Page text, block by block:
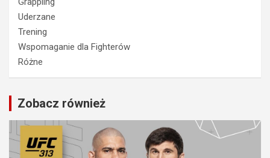
Uderzane
Trening
Wspomaganie dla Fighterów
Różne
Zobacz również